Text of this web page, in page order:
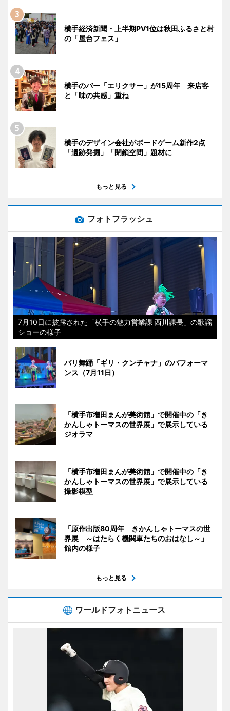
横手経済新聞・上半期PV1位は秋田ふるさと村
の「屋台フェス」
横手のバー「エリクサー」が15周年 来店客
と「味の共感」重ね
横手のデザイン会社がボードゲーム新作2点
「遺跡発掘」「閉鎖空間」題材に
もっと見る
フォトフラッシュ
7月10日に披露された「横手の魅力営業課 西川課長」の歌謡
ショーの様子
バリ舞踊「ギリ・クンチャナ」のパフォーマ
ンス（7月11日）
「横手市増田まんが美術館」で開催中の「き
かんしゃトーマスの世界展」で展示している
ジオラマ
「横手市増田まんが美術館」で開催中の「き
かんしゃトーマスの世界展」で展示している
撮影模型
「原作出版80周年 きかんしゃトーマスの世
界展 ～はたらく機関車たちのおはなし～」
館内の様子
もっと見る
ワールドフォトニュース